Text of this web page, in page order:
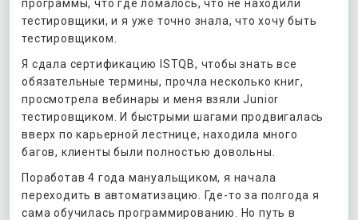
программы, что где ломалось, что не находили
тестировщики, и я уже точно знала, что хочу быть
тестировщиком.
Я сдала сертификацию ISTQB, чтобы знать все
обязательные термины, прочла несколько книг,
просмотрела вебинары и меня взяли Junior
тестировщиком. И быстрыми шагами продвигалась
вверх по карьерной лестнице, находила много
багов, клиенты были полностью довольны.
Поработав 4 года мануальщиком, я начала
переходить в автоматизацию. Где-то за полгода я
сама обучилась программированию. Но путь в